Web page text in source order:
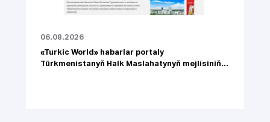
06.08.2026
«Turkic World» habarlar portaly
Türkmenistanyň Halk Maslahatynyň mejlisiniň...